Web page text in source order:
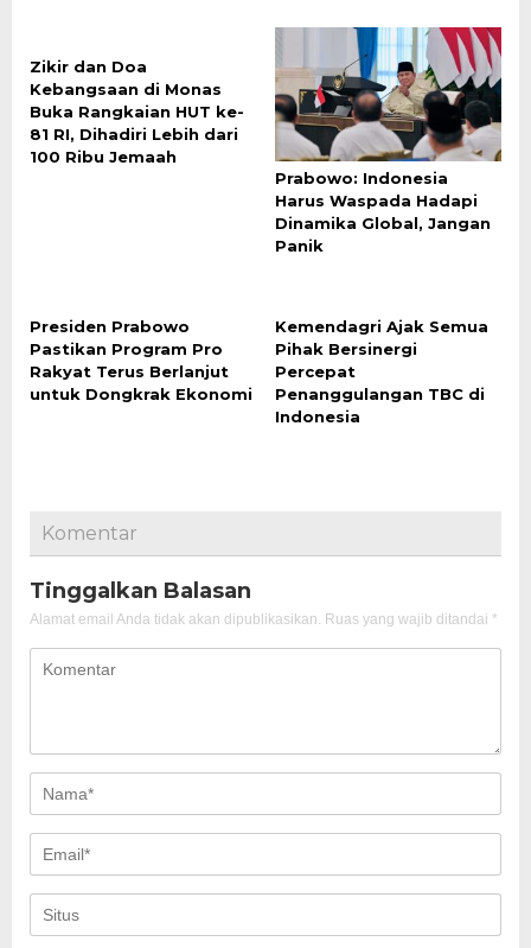
Zikir dan Doa
Kebangsaan di Monas
Buka Rangkaian HUT ke-
81 RI, Dihadiri Lebih dari
100 Ribu Jemaah
Prabowo: Indonesia
Harus Waspada Hadapi
Dinamika Global, Jangan
Panik
Presiden Prabowo
Pastikan Program Pro
Rakyat Terus Berlanjut
untuk Dongkrak Ekonomi
Kemendagri Ajak Semua
Pihak Bersinergi
Percepat
Penanggulangan TBC di
Indonesia
Komentar
Tinggalkan Balasan
Alamat email Anda tidak akan dipublikasikan. Ruas yang wajib ditandai *